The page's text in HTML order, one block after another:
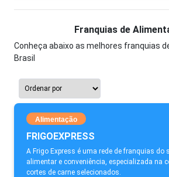
Franquias de
Conheça abaixo as melhores franquias
Brasil
Alimentação
FRIGOEXPRESS
A Frigo Express é uma rede de franquias do
alimentar e conveniência, especializada na
cortes de carne selecionados.